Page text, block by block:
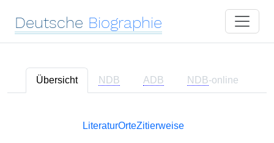
Deutsche Biographie
Übersicht NDB ADB NDB-online
LiteraturOrteZitierweise